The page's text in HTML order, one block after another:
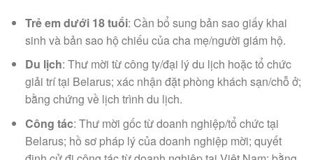
Trẻ em dưới 18 tuổi: Cần bổ sung bản sao giấy khai
sinh và bản sao hộ chiếu của cha mẹ/người giám hộ.
Du lịch: Thư mời từ công ty/đại lý du lịch hoặc tổ chức
giải trí tại Belarus; xác nhận đặt phòng khách sạn/chỗ ở;
bằng chứng về lịch trình du lịch.
Công tác: Thư mời gốc từ doanh nghiệp/tổ chức tại
Belarus; hồ sơ pháp lý của doanh nghiệp mời; quyết